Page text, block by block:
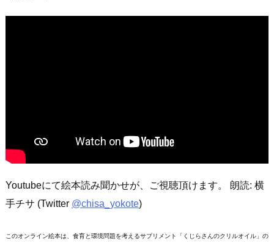
Youtubeにて絵本読み聞かせが、ご視聴頂けます。 朗読: 横
手チサ (Twitter @chisa_yokote)
このオンライン絵本は、食育と環境問題を考えるサプリメント「くじらさんのクリルオイル」の